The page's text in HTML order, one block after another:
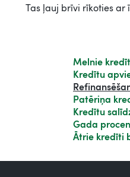
Tas ļauj brīvi rīkoties ar
Melnie
Kredītu
Patēriņa
Kredītu
Gada
Ātrie kredīti